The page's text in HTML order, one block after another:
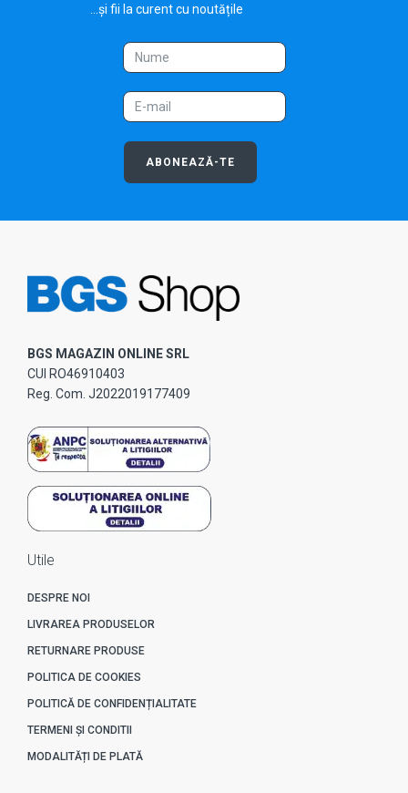
...și fii la curent cu noutățile
ABONEAZĂ-TE
BGS MAGAZIN ONLINE SRL
CUI RO46910403
Reg. Com. J2022019177409
Utile
DESPRE NOI
LIVRAREA PRODUSELOR
RETURNARE PRODUSE
POLITICA DE COOKIES
POLITICĂ DE CONFIDENȚIALITATE
TERMENI ȘI CONDITII
MODALITĂȚI DE PLATĂ